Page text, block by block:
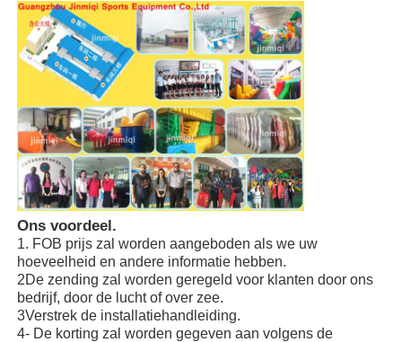
Ons voordeel.
1. FOB prijs zal worden aangeboden als we uw
hoeveelheid en andere informatie hebben.
2De zending zal worden geregeld voor klanten door ons
bedrijf, door de lucht of over zee.
3Verstrek de installatiehandleiding.
4- De korting zal worden gegeven aan volgens de